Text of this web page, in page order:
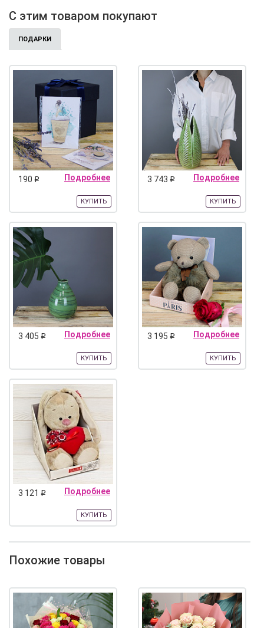
С этим товаром покупают
ПОДАРКИ
190 q Подробнее
КУПИТЬ
3 743 q Подробнее
КУПИТЬ
3 405 q Подробнее
КУПИТЬ
3 195 q Подробнее
КУПИТЬ
3 121 q Подробнее
КУПИТЬ
Похожие товары